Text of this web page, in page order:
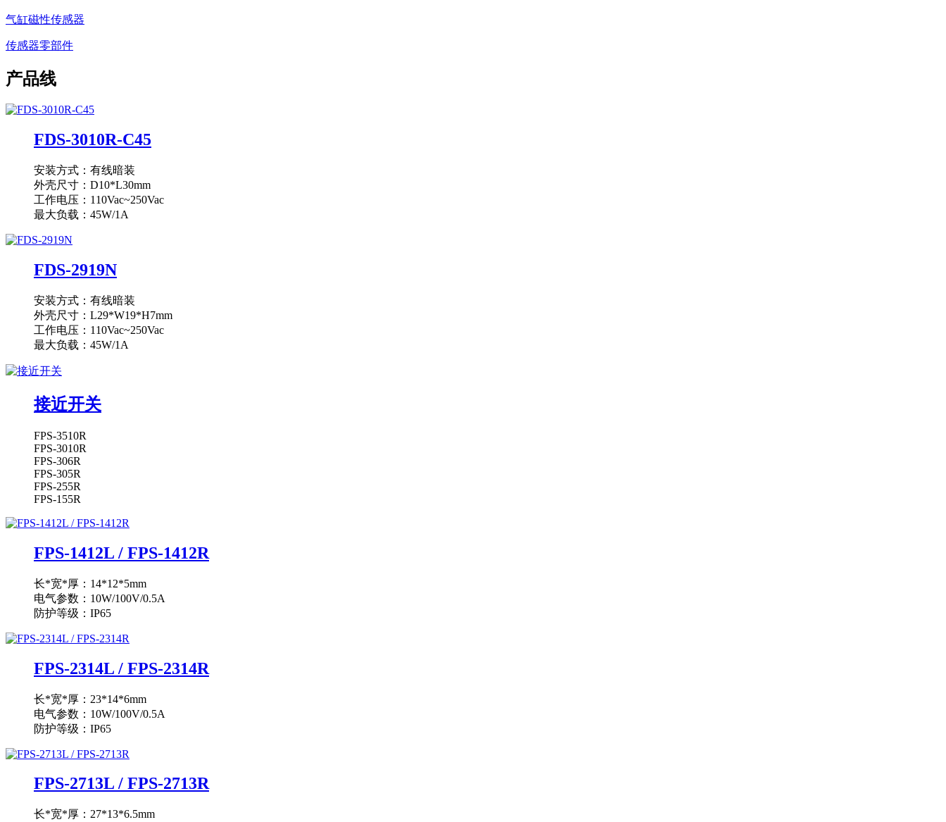
气缸磁性传感器
传感器零部件
产品线
FDS-3010R-C45
安装方式：有线暗装
外壳尺寸：D10*L30mm
工作电压：110Vac~250Vac
最大负载：45W/1A
FDS-2919N
安装方式：有线暗装
外壳尺寸：L29*W19*H7mm
工作电压：110Vac~250Vac
最大负载：45W/1A
接近开关
FPS-3510R
FPS-3010R
FPS-306R
FPS-305R
FPS-255R
FPS-155R
FPS-1412L / FPS-1412R
长*宽*厚：14*12*5mm
电气参数：10W/100V/0.5A
防护等级：IP65
FPS-2314L / FPS-2314R
长*宽*厚：23*14*6mm
电气参数：10W/100V/0.5A
防护等级：IP65
FPS-2713L / FPS-2713R
长*宽*厚：27*13*6.5mm